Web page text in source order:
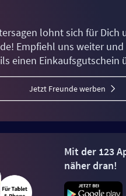
lohnt sich für Dich
Empfiehl uns weiter
einen Einkaufsgutschein
Jetzt Freunde werben
Mit der 123
näher dran!